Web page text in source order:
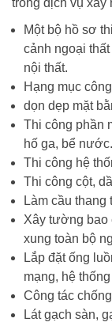
trong dịch vụ xây
Một bộ hồ sơ
cảnh ngoại
nội thất.
Hạng mục
dọn dẹp mặt
Thi công phần
hố ga, bể nước.
Thi công hệ
Thi công cột,
Làm cầu thang
Xây tường bao
xung toàn bộ
Lắp đặt ống
mạng, hệ
Công tác
Lát gạch sàn,